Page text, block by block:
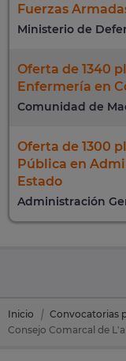
Fuerzas
Ministerio de
Oferta de 1340
Enfermería en
Comunidad de
Oferta de 1300
Pública en
Estado
Administración
Inicio
Convocatorias
Consejo Comarcal de